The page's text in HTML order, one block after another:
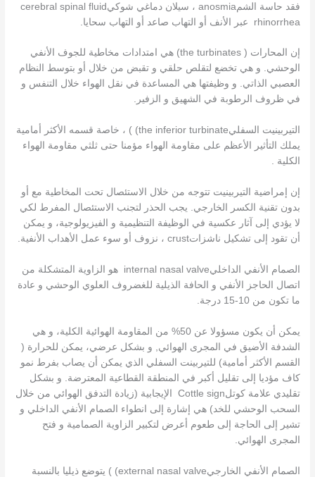
فقد حاسة الشمanosmia ، سيلان دماغي شوكيcerebral spinal fluid
rhinorrhea عبر الأنف أو التهاب صاعد أو التهاب سحايا.
إن المحارات ( the turbinates) هي امتدادات مخاطية للجوف الأنفي
الوحشي. و هي تخضع لتقلص حلقي و تقبض من خلال أو بتوسط النظام
العصبي الذاتي. و وظيفتها هي المساعدة في نقل الهواء خلال التنفس و
في ظروف الرطوبة في الشهيق و الزفير.
التيربينيت السفليthe inferior turbinate) ) ، خاصة قسمه الأكثر أمامية
يملك التأثير الأعظم على مقاومة الهواء مؤمنا حتى ثلثي مقاومة الهواء
الكلية .
إن إمراضية التيربينيت تتوجه من خلال الاستئصال تحت المخاطية مع أو
بدون تقنية الكسر الخارجي. يجب الحذر لتجنب الاستئصال المفرط لكي
لا يؤدي إلى آثار عكسية في الوظيفة التنظيمية و الفيزيولوجية، و يمكن
أن تقود إلى تشكيل ناشزاتcrust ، نزوف أو سوء عمل الأهداب الأنفية.
الصمام الأنفي الداخليinternal nasal valve هو الزاوية المتشكلة من
اتصال الحاجز الأنفي و الحافة الذيلية للغضروف العلوي الوحشي و عادة
ما تكون من 10-15 درجة.
يمكن أن يكون مسؤولا عن 50% من المقاومة الهوائية الكلية، و هي
الشدفة الأضيق في المجرى الهوائي, و بشكل عرضي، يمكن للحرارة (
القسم الأكثر أمامية) للتيربينت السفلي الذي يمكن أن يصاب بفرط نمو
كاف مؤديا إلى تقليل أكبر في المنطقة القطاعية المعترضة. و بشكل
تقليدي علامة كوتلCottle sign الإيجابية (زيادة التدفق الهوائي من خلال
السحب الوحشي للخد) هي إشارة إلى انطواء الصمام الأنفي الداخلي و
تشير إلى الحاجة إلى طعوم أعرض لتكبير الزاوية الصمامية و فتح
المجرى الهوائي.
الصمام الأنفي الخارجيexternal nasal valve) ) يتوضع ذيليا بالنسبة